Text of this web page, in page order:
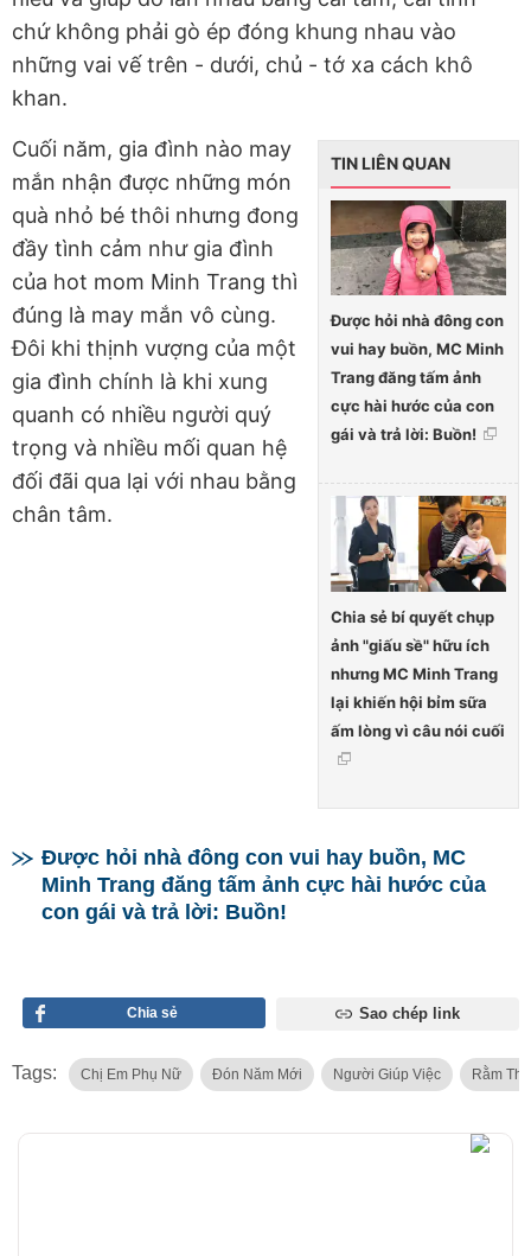
chứ không phải gò ép đóng khung nhau vào
những vai vế trên - dưới, chủ - tớ xa cách khô
khan.
TIN LIÊN QUAN
Được hỏi nhà đông con
vui hay buồn, MC Minh
Trang đăng tấm ảnh
cực hài hước của con
gái và trả lời: Buồn!
Chia sẻ bí quyết chụp
ảnh "giấu sề" hữu ích
nhưng MC Minh Trang
lại khiến hội bỉm sữa
ấm lòng vì câu nói cuối
Cuối năm, gia đình nào may
mắn nhận được những món
quà nhỏ bé thôi nhưng đong
đầy tình cảm như gia đình
của hot mom Minh Trang thì
đúng là may mắn vô cùng.
Đôi khi thịnh vượng của một
gia đình chính là khi xung
quanh có nhiều người quý
trọng và nhiều mối quan hệ
đối đãi qua lại với nhau bằng
chân tâm.
Được hỏi nhà đông con vui hay buồn, MC
Minh Trang đăng tấm ảnh cực hài hước của
con gái và trả lời: Buồn!
Chia sẻ Sao chép link
Tags: Chị Em Phụ Nữ Đón Năm Mới Người Giúp Việc Rằm